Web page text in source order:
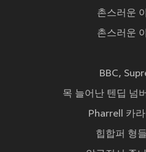
촌스러운
촌스러운
BBC,
목 늘어난 텐딥 넘
Pharrell 카
힙합퍼 형